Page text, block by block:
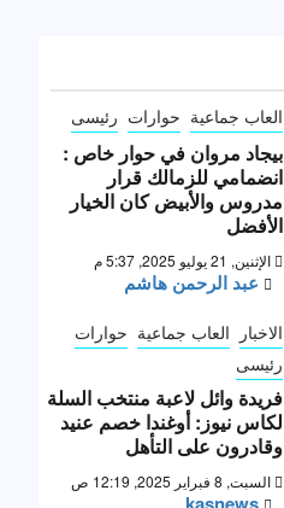
العاب جماعية حوارات رئيسى
بيجاد مروان في حوار خاص :
انضمامي للزمالك قرار
مدروس والأبيض كان الخيار
الأفضل
الإثنين, 21 يوليو 2025, 5:37 م
عبد الرحمن هاشم
الاخبار العاب جماعية حوارات
رئيسى
فريدة وائل لاعبة منتخب السلة
لكاس نيوز: أوغندا خصم عنيد
وقادرون على التأهل
السبت, 8 فبراير 2025, 12:19 ص